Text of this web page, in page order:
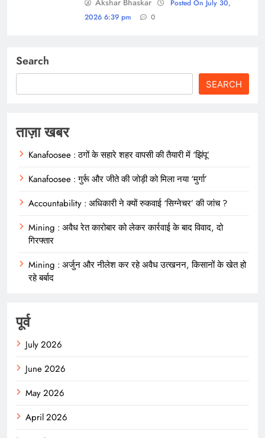
Posted On July 30,
2026 6:39 pm
0
Search
SEARCH
ताज़ा खबर
Kanafoosee : ठगों के सहारे शहर वापसी की तैयारी में ‘झिंपू’
Kanafoosee : गुर्रू और जीते की जोड़ी को मिला नया ‘मुर्गा’
Accountability : अधिकारी ने क्यों रुकवाई ‘सिग्नेचर’ की जांच ?
Mining : अवैध रेत कारोबार को लेकर कार्रवाई के बाद विवाद, दो
गिरफ्तार
Mining : अर्जुन और नीलेश कर रहे अवैध उत्खनन, किसानों के खेत हो
रहे बर्बाद
पूर्व
July 2026
June 2026
May 2026
April 2026